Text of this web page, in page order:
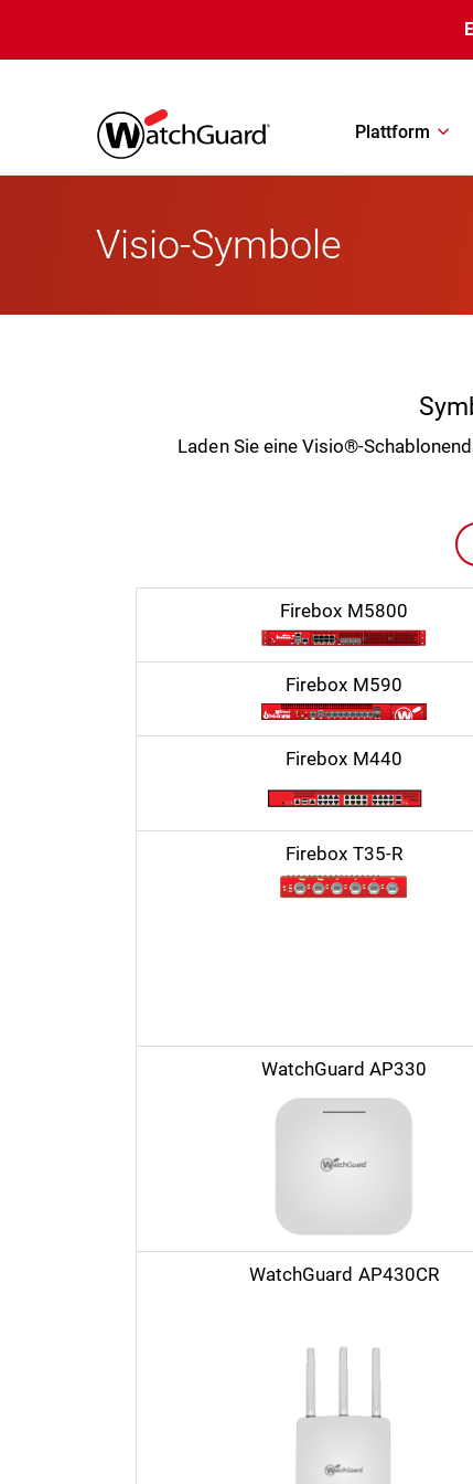
Plattform
Visio-Symbole
Laden Sie eine Visio®-
Firebox M5800
Firebox M590
Firebox M440
Firebox T35-R
WatchGuard AP330
WatchGuard AP430CR